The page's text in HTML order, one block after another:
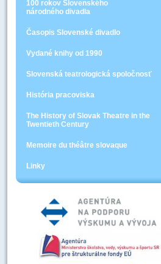
100 rokov Slovenského
národného divadla
Časopis Slovenské divadlo
Vydané knihy od 1990
Slovenská teatrologická spoločnosť
História pracoviska
The History of Slovak Theatre in the
Twentieth Century
Memoire du théâtre slovaque
Linky